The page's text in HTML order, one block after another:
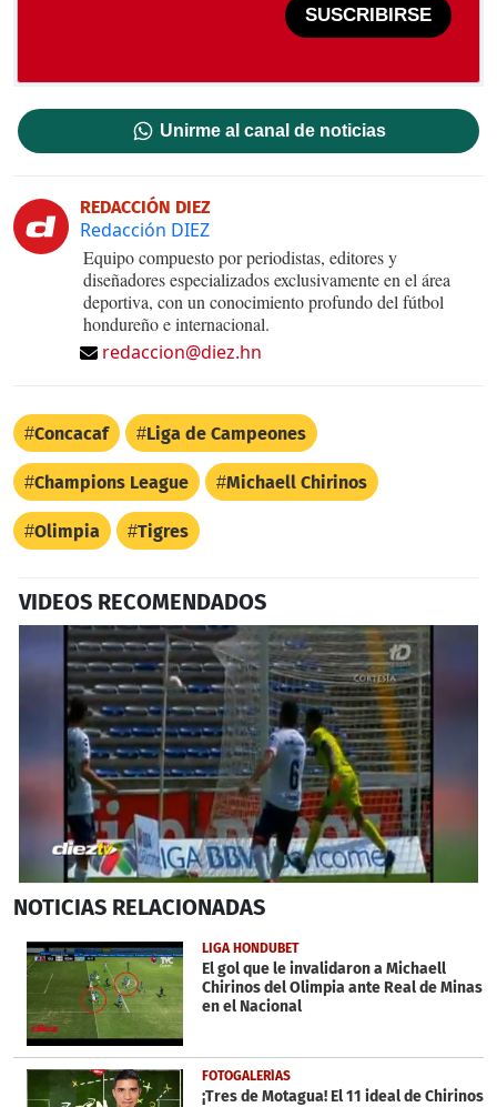
SUSCRIBIRSE
Unirme al canal de noticias
REDACCIÓN DIEZ
Redacción DIEZ
Equipo compuesto por periodistas, editores y
diseñadores especializados exclusivamente en el área
deportiva, con un conocimiento profundo del fútbol
hondureño e internacional.
redaccion@diez.hn
Concacaf Liga de Campeones
Champions League Michaell Chirinos
Olimpia Tigres
VIDEOS RECOMENDADOS
seconds
46
seconds
NOTICIAS RELACIONADAS
LIGA HONDUBET
El gol que le invalidaron a Michaell
Chirinos del Olimpia ante Real de Minas
en el Nacional
FOTOGALERÍAS
¡Tres de Motagua! El 11 ideal de Chirinos